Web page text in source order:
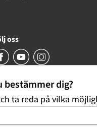
oss
bestämmer dig?
ta reda på vilka